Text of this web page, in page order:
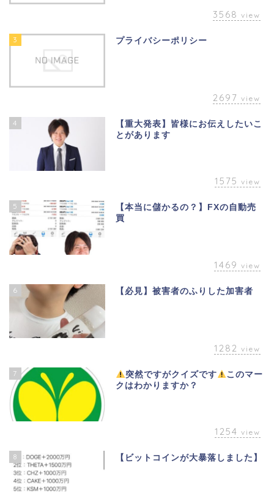
3568 view
3 プライバシーポリシー
2697 view
4
【重大発表】皆様にお伝えしたいこ
とがあります
1575 view
5
【本当に儲かるの？】FXの自動売
買
1469 view
6 【必見】被害者のふりした加害者
1282 view
7 突然ですがクイズです
このマー
クはわかりますか？
1254 view
8 【ビットコインが大暴落しました】